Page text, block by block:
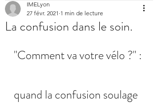
La confusion dans le soin.
IMELyon
27 févr. 2021 1 min de lecture
"Comment va votre vélo ?" :
quand la confusion soulage